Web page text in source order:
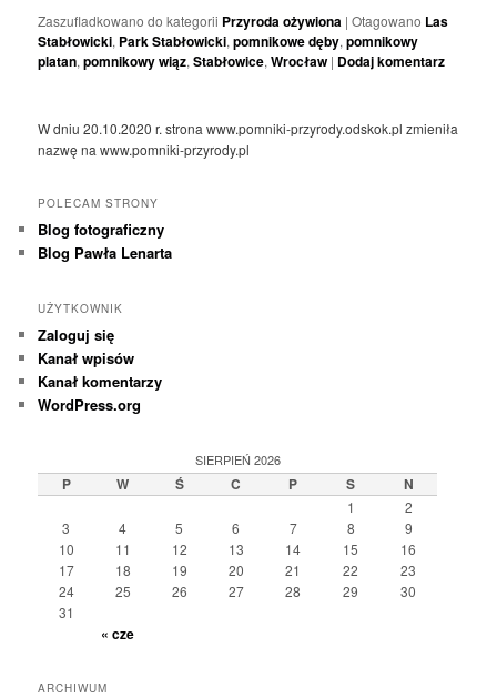
Zaszufladkowano do kategorii Przyroda ożywiona |Otagowano Las
Stabłowicki, Park Stabłowicki,pomnikowe dęby,pomnikowy
platan,pomnikowy wiąz,Stabłowice,Wrocław | Dodaj komentarz
W dniu 20.10.2020 r. strona www.pomniki-przyrody.odskok.pl zmieniła
nazwę na www.pomniki-przyrody.pl
POLECAM STRONY
Blog fotograficzny
Blog Pawła Lenarta
UŻYTKOWNIK
Zaloguj się
Kanał wpisów
Kanał komentarzy
WordPress.org
SIERPIEŃ 2026
P W Ś C P S N
1
2
3
4 5 6 7 8
9
10
11 12 13 14 15
16
17
18 19 20 21 22
23
24
25 26 27 28 29
30
31
« cze
ARCHIWUM